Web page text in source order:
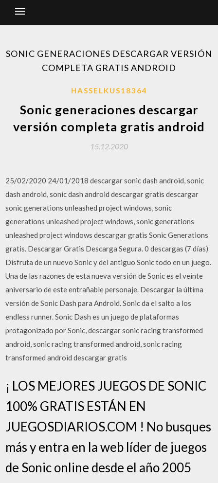
SONIC GENERACIONES DESCARGAR VERSIÓN
COMPLETA GRATIS ANDROID
HASSELKUS18364
Sonic generaciones descargar
versión completa gratis android
15.12.2020
25/02/2020 24/01/2018 descargar sonic dash android, sonic
dash android, sonic dash android descargar gratis descargar
sonic generations unleashed project windows, sonic
generations unleashed project windows, sonic generations
unleashed project windows descargar gratis Sonic Generations
gratis. Descargar Gratis Descarga Segura. 0 descargas (7 días)
Disfruta de un nuevo Sonic y del antiguo Sonic todo en un juego.
Una de las razones de esta nueva versión de Sonic es el veinte
aniversario de este entrañable personaje. Descargar la última
versión de Sonic Dash para Android. Sonic da el salto a los
endless runner. Sonic Dash es un juego de plataformas
protagonizado por Sonic, descargar sonic racing transformed
android, sonic racing transformed android, sonic racing
transformed android descargar gratis
¡ LOS MEJORES JUEGOS DE SONIC
100% GRATIS ESTÁN EN
JUEGOSDIARIOS.COM ! No busques
más y entra en la web líder de juegos
de Sonic online desde el año 2005